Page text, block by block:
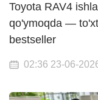
Toyota RAV4
qo'ymoqda —
bestseller
02:36 23-06-